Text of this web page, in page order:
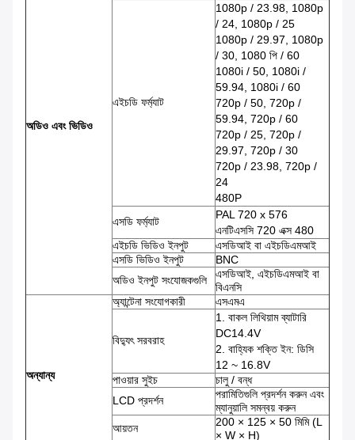
অডিও এবং ভিডিও
এইচডি ফর্ম্যাট
1080p / 23.98, 1080p
/ 24, 1080p / 25
1080p / 29.97, 1080p
/ 30, 1080 পি / 60
1080i / 50, 1080i /
59.94, 1080i / 60
720p / 50, 720p /
59.94, 720p / 60
720p / 25, 720p /
29.97, 720p / 30
720p / 23.98, 720p /
24
480P
এসডি ফর্ম্যাট
PAL 720 x 576
এনটিএসসি 720 এক্স 480
এইচডি ভিডিও ইনপুট
এসডিআই বা এইচডিএমআই
এসডি ভিডিও ইনপুট
BNC
অডিও ইনপুট সংযোজকগুলি
এসডিআই, এইচডিএমআই বা
বিএনসি
অন্যান্য
অ্যান্টেনা সংযোগকারী এসএমএ
বিদ্যুৎ সরবরাহ
1. বাকল লিথিয়াম ব্যাটারি
DC14.4V
2. বাহ্যিক শক্তি ইন: ডিসি
12 ~ 16.8V
পাওয়ার সুইচ
চালু / বন্ধ
LCD প্রদর্শন
পরামিতিগুলি প্রদর্শন করুন এবং
ম্যানুয়ালি সমন্বয় করুন
আয়তন
200 × 125 × 50 মিমি (L
× W × H)